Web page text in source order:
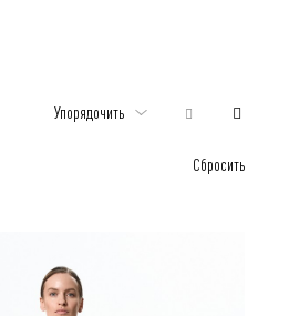
Упорядочить
Сбросить